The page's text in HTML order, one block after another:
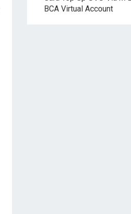
BCA Virtual Account